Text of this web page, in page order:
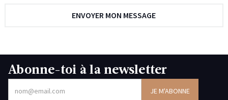
Abonne-toi à la newsletter